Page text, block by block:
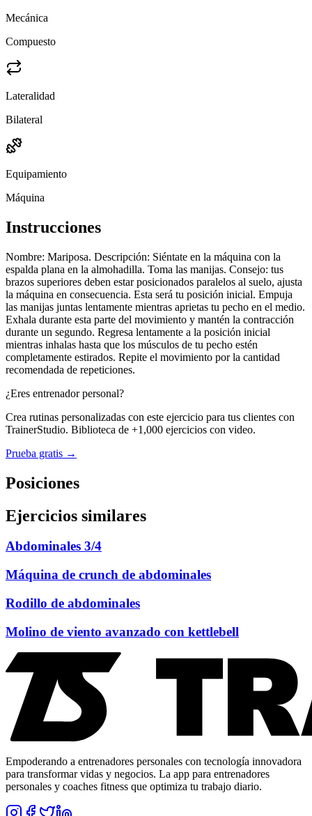
Mecánica
Compuesto
Lateralidad
Bilateral
Equipamiento
Máquina
Instrucciones
Nombre: Mariposa. Descripción: Siéntate en la máquina con la
espalda plana en la almohadilla. Toma las manijas. Consejo: tus
brazos superiores deben estar posicionados paralelos al suelo, ajusta
la máquina en consecuencia. Esta será tu posición inicial. Empuja
las manijas juntas lentamente mientras aprietas tu pecho en el medio.
Exhala durante esta parte del movimiento y mantén la contracción
durante un segundo. Regresa lentamente a la posición inicial
mientras inhalas hasta que los músculos de tu pecho estén
completamente estirados. Repite el movimiento por la cantidad
recomendada de repeticiones.
¿Eres entrenador personal?
Crea rutinas personalizadas con este ejercicio para tus clientes con
TrainerStudio. Biblioteca de +1,000 ejercicios con video.
Prueba gratis →
Posiciones
Ejercicios similares
Abdominales 3/4
Máquina de crunch de abdominales
Rodillo de abdominales
Molino de viento avanzado con kettlebell
Empoderando a entrenadores personales con tecnología innovadora
para transformar vidas y negocios. La app para entrenadores
personales y coaches fitness que optimiza tu trabajo diario.